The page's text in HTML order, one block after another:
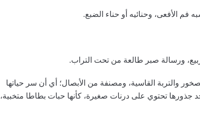
فم الأفعى، وحنائيه أو حناء الضبع.
ورسالة صبر طالعة من تحت التراب.
والتربة القاسية، ومصنفة من الأبصال؛ أي أن سر حياتها
جذورها تحتوي على درنات صغيرة، كأنها حبات بطاطا متخبية،